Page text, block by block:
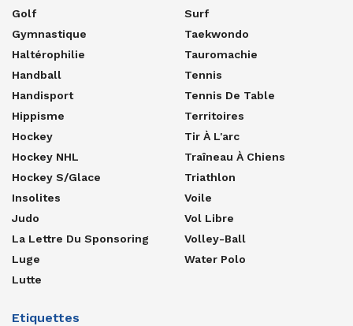
Golf
Gymnastique
Haltérophilie
Handball
Handisport
Hippisme
Hockey
Hockey NHL
Hockey S/glace
Insolites
Judo
La Lettre Du Sponsoring
Luge
Lutte
Surf
Taekwondo
Tauromachie
Tennis
Tennis De Table
Territoires
Tir À L'arc
Traîneau À Chiens
Triathlon
Voile
Vol Libre
Volley-Ball
Water Polo
Etiquettes